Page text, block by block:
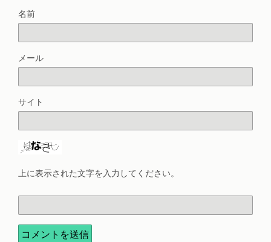
名前
メール
サイト
上に表示された文字を入力してください。